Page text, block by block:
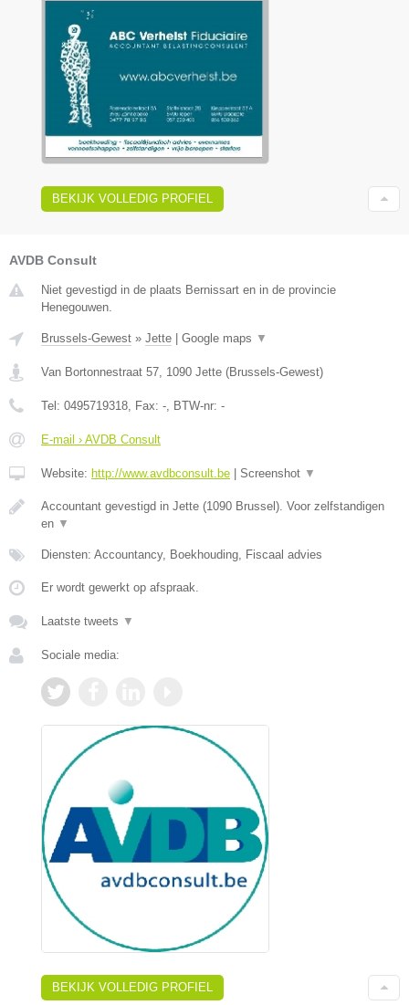
BEKIJK VOLLEDIG PROFIEL
AVDB Consult
Niet gevestigd in de plaats Bernissart en in de provincie
Henegouwen.
Brussels-Gewest » Jette | Google maps ▼
Van Bortonnestraat 57 1090 Jette (Brussels-Gewest)
Tel: 0495719318 , Fax: - , BTW-nr: -
E-mail › AVDB Consult
Website: http://www.avdbconsult.be | Screenshot ▼
Accountant gevestigd in Jette (1090 Brussel). Voor zelfstandigen
en ▼
Diensten: Accountancy, Boekhouding, Fiscaal advies
Er wordt gewerkt op afspraak.
Laatste tweets ▼
Sociale media:
BEKIJK VOLLEDIG PROFIEL